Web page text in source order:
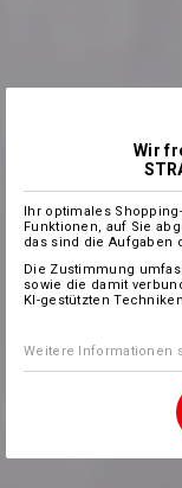
Wir
Ihr optimales
Funktionen, auf Sie
das sind die Aufgaben
Die Zustimmung
sowie die damit
KI-gestützten
Weitere Informationen